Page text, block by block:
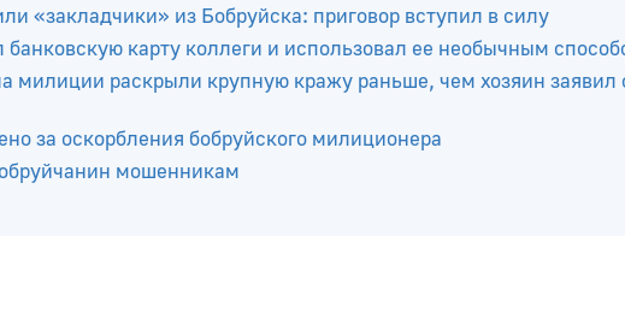
«закладчики» из Бобруйска: приговор вступил в силу
карту коллеги и использовал ее необычным
милиции раскрыли крупную кражу раньше, чем хозяин заявил